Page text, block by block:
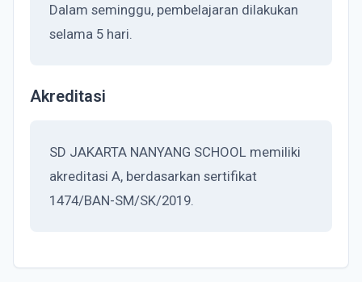
Dalam seminggu, pembelajaran dilakukan
selama 5 hari.
Akreditasi
SD JAKARTA NANYANG SCHOOL memiliki
akreditasi A, berdasarkan sertifikat
1474/BAN-SM/SK/2019.